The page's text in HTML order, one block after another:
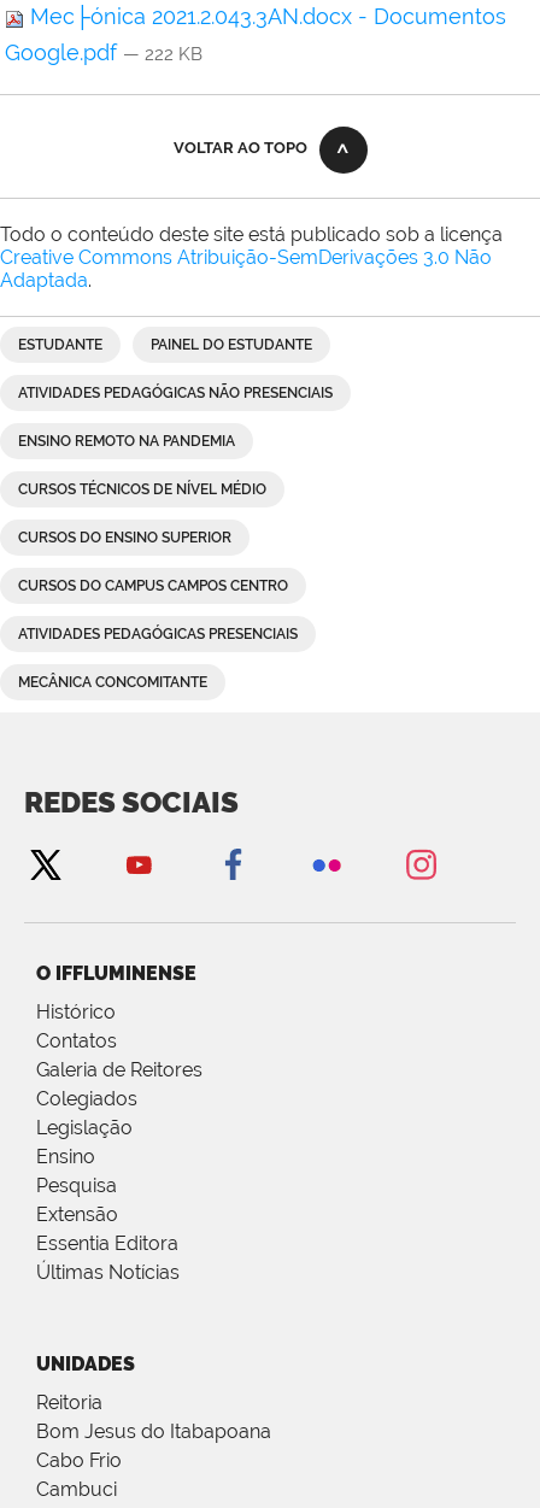
Mec├ónica 2021.2.043.3AN.docx - Documentos
Google.pdf — 222 KB
VOLTAR AO TOPO
Todo o conteúdo deste site está publicado sob a licença
Creative Commons Atribuição-SemDerivações 3.0 Não
Adaptada.
ESTUDANTE PAINEL DO ESTUDANTE
ATIVIDADES PEDAGÓGICAS NÃO PRESENCIAIS
ENSINO REMOTO NA PANDEMIA
CURSOS TÉCNICOS DE NÍVEL MÉDIO
CURSOS DO ENSINO SUPERIOR
CURSOS DO CAMPUS CAMPOS CENTRO
ATIVIDADES PEDAGÓGICAS PRESENCIAIS
MECÂNICA CONCOMITANTE
REDES SOCIAIS
O IFFLUMINENSE
Histórico
Contatos
Galeria de Reitores
Colegiados
Legislação
Ensino
Pesquisa
Extensão
Essentia Editora
Últimas Notícias
UNIDADES
Reitoria
Bom Jesus do Itabapoana
Cabo Frio
Cambuci